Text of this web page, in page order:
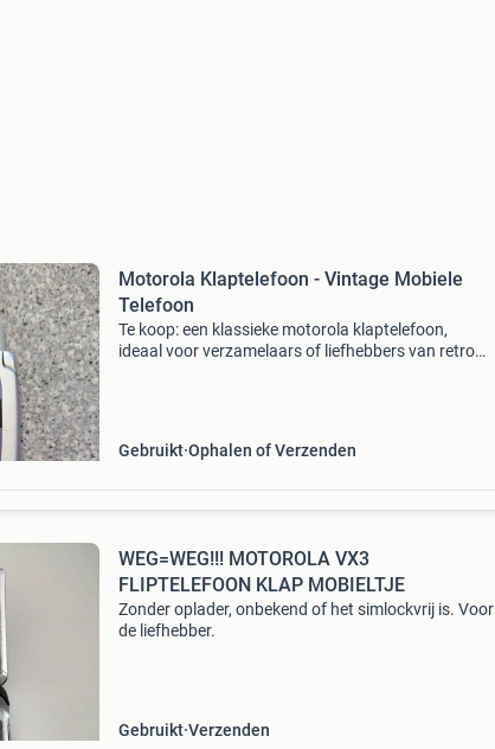
Motorola Klaptelefoon - Vintage Mobiele
Telefoon
Te koop: een klassieke motorola klaptelefoon,
ideaal voor verzamelaars of liefhebbers van retro
Gebruikt Ophalen of Verzenden
WEG=WEG!!! MOTOROLA VX3
FLIPTELEFOON KLAP MOBIELTJE
Zonder oplader, onbekend of het simlockvrij is. Voor
de liefhebber.
Gebruikt Verzenden